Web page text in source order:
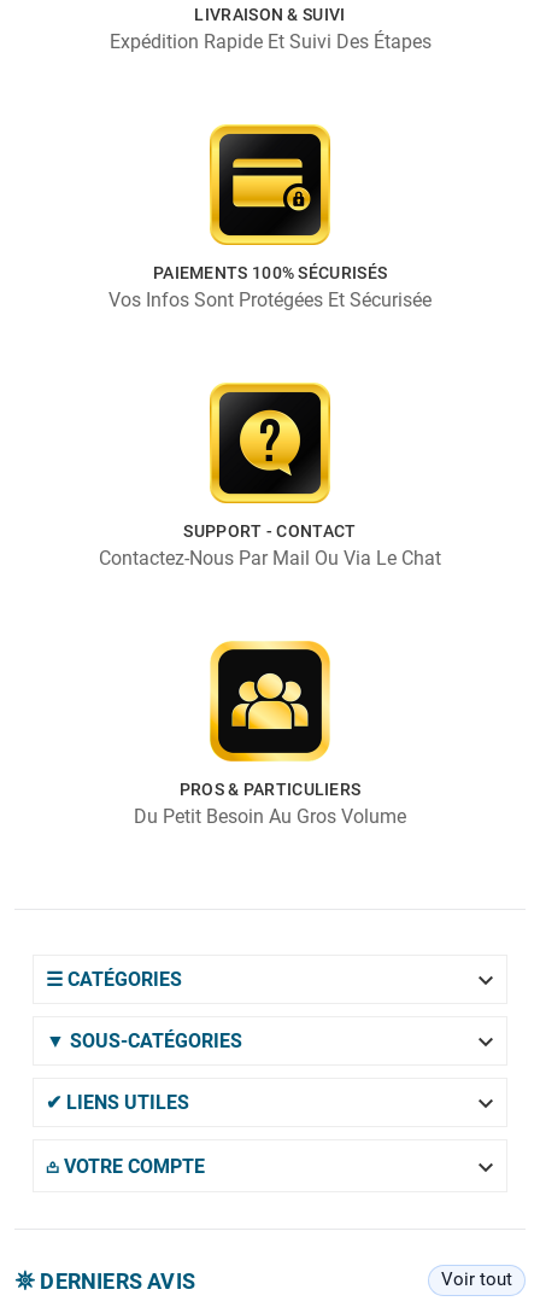
LIVRAISON & SUIVI
Expédition Rapide Et Suivi Des Étapes
PAIEMENTS 100% SÉCURISÉS
Vos Infos Sont Protégées Et Sécurisée
SUPPORT - CONTACT
Contactez-Nous Par Mail Ou Via Le Chat
PROS & PARTICULIERS
Du Petit Besoin Au Gros Volume
☰ CATÉGORIES 
▼ SOUS-CATÉGORIES 
✔ LIENS UTILES 
𖡌 VOTRE COMPTE 
𖤓 DERNIERS AVIS Voir tout